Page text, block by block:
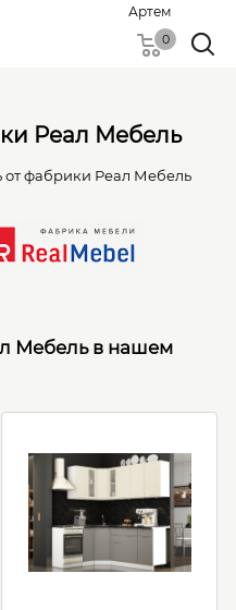
Артем
0
Реал Мебель
от фабрики Реал Мебель
Мебель в нашем